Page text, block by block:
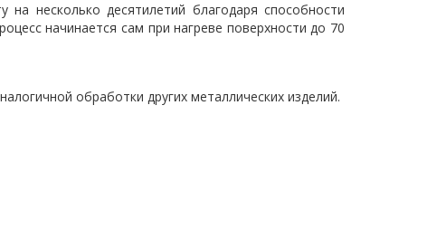
на несколько десятилетий благодаря способности
начинается сам при нагреве поверхности до 70
обработки других металлических изделий.